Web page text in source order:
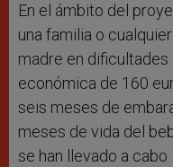
En el ámbito del
una familia o
madre en
económica de 160
seis meses de
meses de vida del
se han llevado a